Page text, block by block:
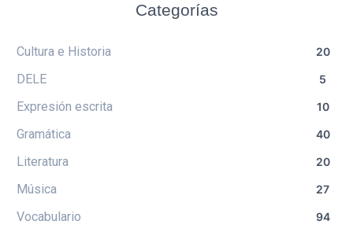
Categorías
Cultura e Historia 20
DELE 5
Expresión escrita 10
Gramática 40
Literatura 20
Música 27
Vocabulario 94